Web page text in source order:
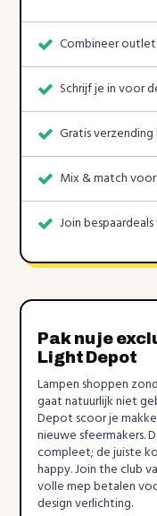
Combineer
Schrijf je in voor
Gratis
Mix & match
Join
Pak nu je
Light Depot
Lampen shoppen
gaat natuurlijk niet
Depot scoor je
nieuwe sfeermakers.
compleet; de juiste
happy. Join the club
volle mep betalen
design verlichting.